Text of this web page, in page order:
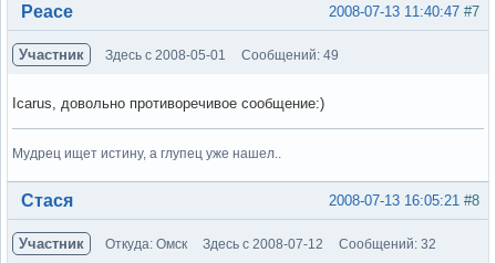
Вне форума #7
2008-07-13 11:40:47
Peace
Участник Здесь с 2008-05-01 Сообщений: 49
Icarus, довольно противоречивое сообщение:)
Мудрец ищет истину, а глупец уже нашел..
Вне форума #8
2008-07-13 16:05:21
Стася
Участник Откуда: Омск Здесь с 2008-07-12 Сообщений: 32